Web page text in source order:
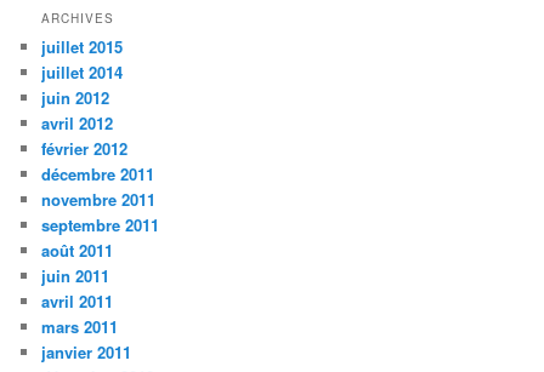
ARCHIVES
juillet 2015
juillet 2014
juin 2012
avril 2012
février 2012
décembre 2011
novembre 2011
septembre 2011
août 2011
juin 2011
avril 2011
mars 2011
janvier 2011